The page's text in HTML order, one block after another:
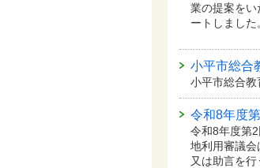
業の提案を
ートしました
小平市総合
小平市総合教
令和8年度
令和8年度第
地利用審議
又は助言を行